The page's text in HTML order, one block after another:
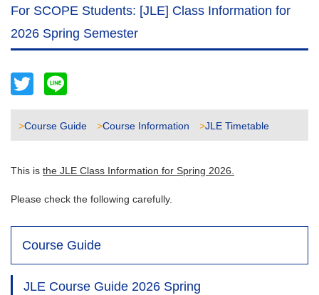
For SCOPE Students: [JLE] Class Information for
2026 Spring Semester
Twitter
>Course Guide >Course Information >JLE Timetable
This is the JLE Class Information for Spring 2026.
Please check the following carefully.
Course Guide
JLE Course Guide 2026 Spring